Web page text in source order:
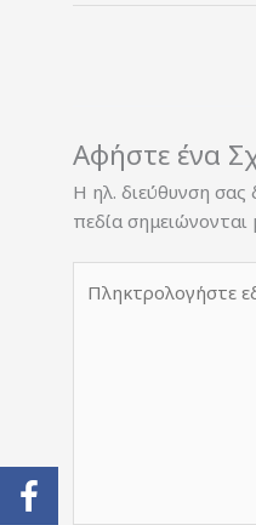
Αφήστε ένα
Η ηλ. διεύθυνση σας
πεδία σημειώνονται
εδώ..